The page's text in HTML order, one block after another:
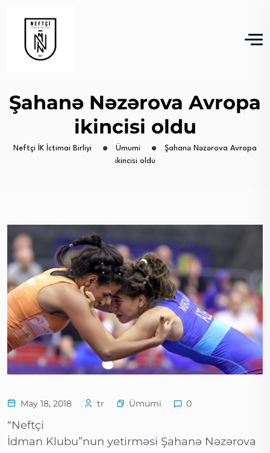
Şahanə Nəzərova Avropa
ikincisi oldu
Neftçi İK İctimai Birliyi Ümumi
Şahanə Nəzərova Avropa
ikincisi oldu
May 18, 2018 tr Ümumi 0
“Neftçi
İdman Klubu”nun yetirməsi Şahanə Nəzərova